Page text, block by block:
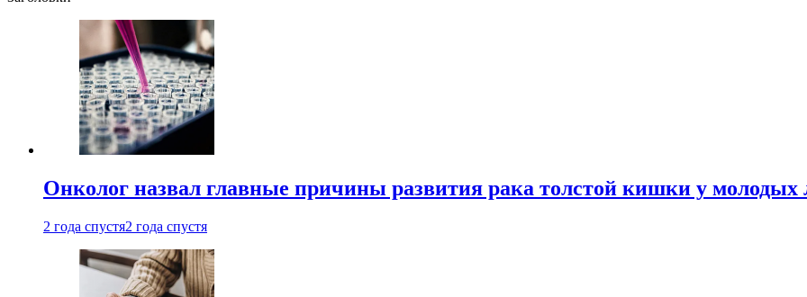
Онколог назвал главные причины развития рака толстой кишки у молодых
2 года спустя2 года спустя